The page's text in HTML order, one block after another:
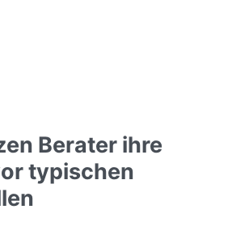
Berater ihre
typischen